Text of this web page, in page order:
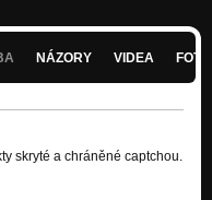
NÁZORY VIDEA
skryté a chráněné captchou.